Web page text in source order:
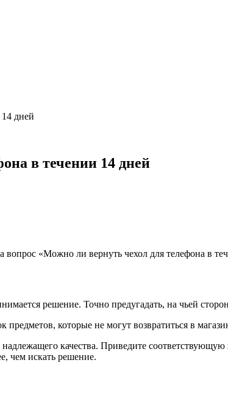
дней
в течении 14 дней
вопрос «Можно ли вернуть чехол для телефона в
решение. Точно предугадать, на чьей
предметов, которые не могут возвратиться в
надлежащего качества. Приведите
чем искать решение.